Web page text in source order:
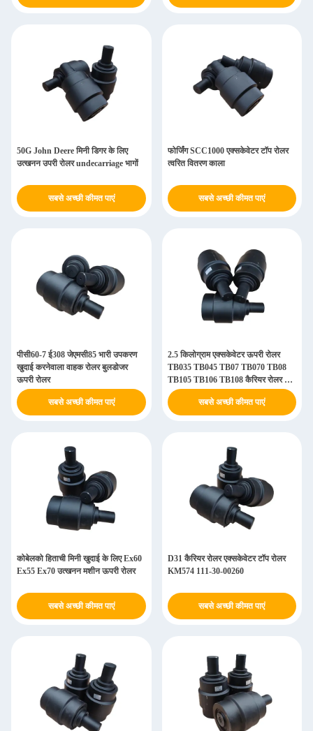
50G John Deere मिनी डिगर के लिए
उत्खनन उपरी रोलर undecarriage भागों
सबसे अच्छी कीमत पाएं
फोर्जिंग SCC1000 एक्सकेवेटर टॉप रोलर
त्वरित वितरण काला
सबसे अच्छी कीमत पाएं
पीसी60-7 ई308 जेएमसी85 भारी उपकरण
खुदाई करनेवाला वाहक रोलर बुलडोजर
ऊपरी रोलर
सबसे अच्छी कीमत पाएं
2.5 किलोग्राम एक्सकेवेटर ऊपरी रोलर
TB035 TB045 TB07 TB070 TB08
TB105 TB106 TB108 कैरियर रोलर के
लिए
सबसे अच्छी कीमत पाएं
कोबेलको हिताची मिनी खुदाई के लिए Ex60
Ex55 Ex70 उत्खनन मशीन ऊपरी रोलर
सबसे अच्छी कीमत पाएं
D31 कैरियर रोलर एक्सकेवेटर टॉप रोलर
KM574 111-30-00260
सबसे अच्छी कीमत पाएं